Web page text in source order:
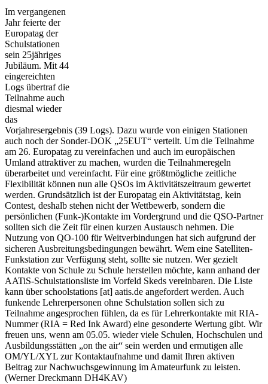
Im vergangenen
Jahr feierte der
Europatag der
Schulstationen
sein 25jähriges
Jubiläum. Mit 44
eingereichten
Logs übertraf die
Teilnahme auch
diesmal wieder
das
Vorjahresergebnis (39 Logs). Dazu wurde von einigen Stationen
auch noch der Sonder-DOK „25EUT“ verteilt. Um die Teilnahme
am 26. Europatag zu vereinfachen und auch im europäischen
Umland attraktiver zu machen, wurden die Teilnahmeregeln
überarbeitet und vereinfacht. Für eine größtmögliche zeitliche
Flexibilität können nun alle QSOs im Aktivitätszeitraum gewertet
werden. Grundsätzlich ist der Europatag ein Aktivitätstag, kein
Contest, deshalb stehen nicht der Wettbewerb, sondern die
persönlichen (Funk-)Kontakte im Vordergrund und die QSO-Partner
sollten sich die Zeit für einen kurzen Austausch nehmen. Die
Nutzung von QO-100 für Weitverbindungen hat sich aufgrund der
sicheren Ausbreitungsbedingungen bewährt. Wem eine Satelliten-
Funkstation zur Verfügung steht, sollte sie nutzen. Wer gezielt
Kontakte von Schule zu Schule herstellen möchte, kann anhand der
AATiS-Schulstationsliste im Vorfeld Skeds vereinbaren. Die Liste
kann überschoolstations [at] aatis.de angefordert werden. Auch
funkende Lehrerpersonen ohne Schulstation sollen sich zu
Teilnahme angesprochen fühlen, da es für Lehrerkontakte mit RIA-
Nummer (RIA = Red Ink Award) eine gesonderte Wertung gibt. Wir
freuen uns, wenn am 05.05. wieder viele Schulen, Hochschulen und
Ausbildungsstätten „on the air“ sein werden und ermutigen alle
OM/YL/XYL zur Kontaktaufnahme und damit Ihren aktiven
Beitrag zur Nachwuchsgewinnung im Amateurfunk zu leisten.
(Werner Dreckmann DH4KAV)